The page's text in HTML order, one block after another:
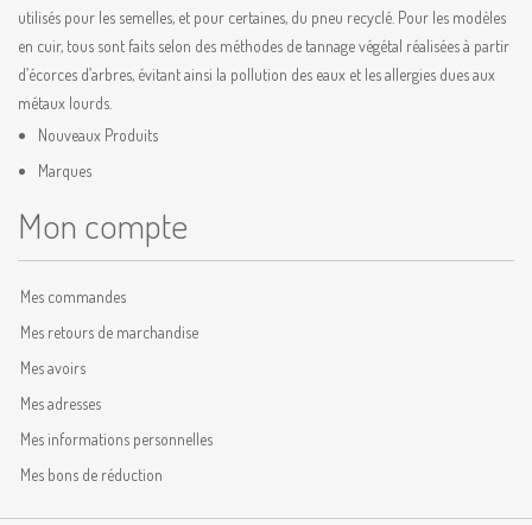
utilisés pour les semelles, et pour certaines, du pneu recyclé. Pour les modèles
en cuir, tous sont faits selon des méthodes de tannage végétal réalisées à partir
d’écorces d’arbres, évitant ainsi la pollution des eaux et les allergies dues aux
métaux lourds.
Nouveaux Produits
Marques
Mon compte
Mes commandes
Mes retours de marchandise
Mes avoirs
Mes adresses
Mes informations personnelles
Mes bons de réduction